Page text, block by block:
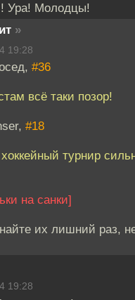
Ура! Молодцы!
»
19:28
#36
всё таки позор!
#18
турнир
на санки]
их лишний раз,
19:28